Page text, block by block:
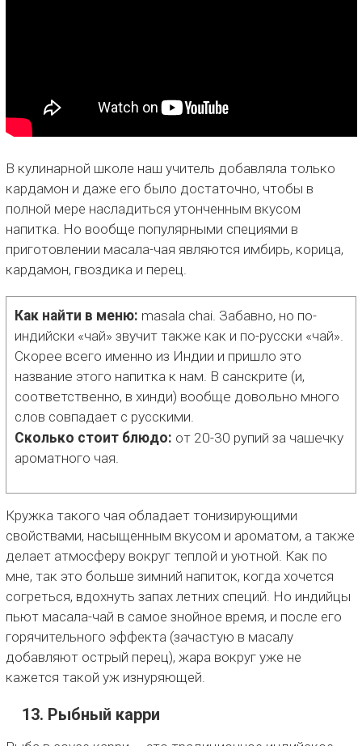
В кулинарной школе наш учитель добавляла только
кардамон и даже его было достаточно, чтобы в
полной мере насладиться утонченным вкусом
напитка. Но вообще популярными специями в
приготовлении масала-чая являются имбирь, корица,
кардамон, гвоздика и перец.
Как найти в меню: masala chai. Забавно, но по-
индийски «чай» звучит также как и по-русски «чай».
Скорее всего именно из Индии и пришло это
название этого напитка к нам. В санскрите (и,
соответственно, в хинди) вообще довольно много
слов совпадает с русскими.
Сколько стоит блюдо: от 20-30 рупий за чашечку
ароматного чая.
Кружка такого чая обладает тонизирующими
свойствами, насыщенным вкусом и ароматом, а также
делает атмосферу вокруг теплой и уютной. Как по
мне, так это больше зимний напиток, когда хочется
согреться, вдохнуть запах летних специй. Но индийцы
пьют масала-чай в самое знойное время, и после его
горячительного эффекта (зачастую в масалу
добавляют острый перец), жара вокруг уже не
кажется такой уж изнуряющей.
13. Рыбный карри